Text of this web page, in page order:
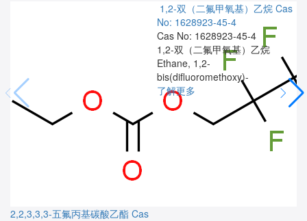
2,2,3,3,3-五氟丙基碳酸乙酯 Cas
1,2-双（二氟甲氧基）乙烷 Cas
No: 1628923-45-4
Cas No: 1628923-45-4
1,2-双（二氟甲氧基）乙烷
Ethane, 1,2-
bis(difluoromethoxy)-
了解更多